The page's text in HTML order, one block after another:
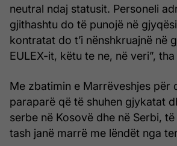
neutral ndaj statusit. Personeli
gjithashtu do të punojë në
kontratat do t’i nënshkruajnë në
EULEX-it, këtu te ne, në veri”,
Me zbatimin e Marrëveshjes për
paraparë që të shuhen gjykatat
serbe në Kosovë dhe në Serbi,
tash janë marrë me lëndët nga